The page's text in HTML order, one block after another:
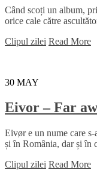
Când scoți un album,
orice cale către
Clipul zilei Read More
30 MAY
Eivor – Far
Eivør e un nume care s-
și în România, dar și în
Clipul zilei Read More